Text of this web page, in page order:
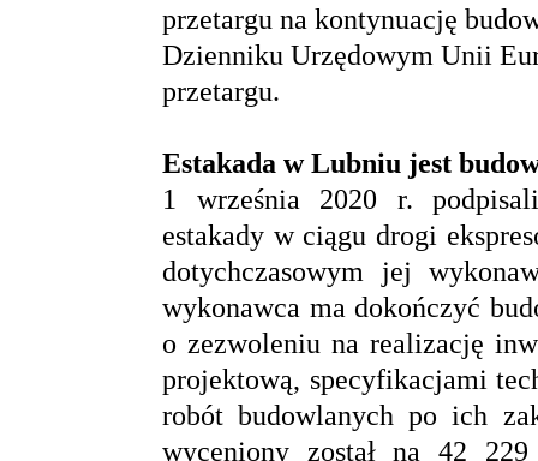
przetargu na kontynuację
Dzienniku Urzędowym Unii
przetargu.
Estakada w Lubniu jest
1 września 2020 r.
estakady w ciągu drogi
dotychczasowym jej
wykonawca ma dokończyć
o zezwoleniu na realizację
projektową, specyfikacjami
robót budowlanych po ich
wyceniony został na 42